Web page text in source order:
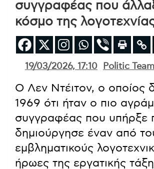
συγγραφέας που
κόσμο της
19/03/2026, 17:10 Politic Team
Ο Λεν Ντέιτον, ο οποίος
1969 ότι ήταν ο πιο
συγγραφέας που υπήρξε
δημιούργησε έναν από
εμβληματικούς
ήρωες της εργατικής